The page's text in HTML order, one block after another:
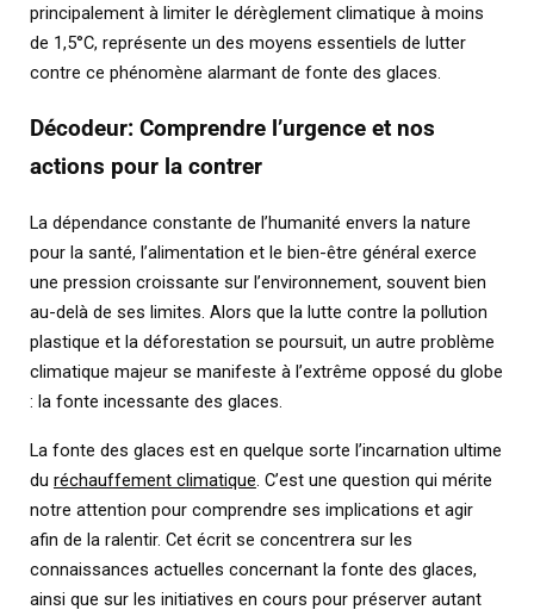
principalement à limiter le dérèglement climatique à moins
de 1,5°C, représente un des moyens essentiels de lutter
contre ce phénomène alarmant de fonte des glaces.
Décodeur: Comprendre l’urgence et nos
actions pour la contrer
La dépendance constante de l’humanité envers la nature
pour la santé, l’alimentation et le bien-être général exerce
une pression croissante sur l’environnement, souvent bien
au-delà de ses limites. Alors que la lutte contre la pollution
plastique et la déforestation se poursuit, un autre problème
climatique majeur se manifeste à l’extrême opposé du globe
: la fonte incessante des glaces.
La fonte des glaces est en quelque sorte l’incarnation ultime
du réchauffement climatique. C’est une question qui mérite
notre attention pour comprendre ses implications et agir
afin de la ralentir. Cet écrit se concentrera sur les
connaissances actuelles concernant la fonte des glaces,
ainsi que sur les initiatives en cours pour préserver autant